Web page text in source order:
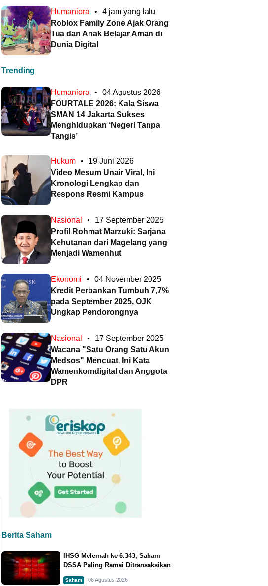
Humaniora •
4 jam yang lalu
Roblox Family Zone Ajak Orang
Tua dan Anak Belajar Aman di
Dunia Digital
Trending
Humaniora •
04 Agustus 2026
FOURTALE 2026: Kala Siswa
SMAN 14 Jakarta Sukses
Menghidupkan ‘Negeri Tanpa
Tangis’
Hukum •
19 Juni 2026
Video Mesum Unair Viral, Ini
Kronologi Lengkap dan
Respons Resmi Kampus
Nasional •
17 September 2025
Profil Rohmat Marzuki: Sarjana
Kehutanan dari Magelang yang
Menjadi Wamenhut
Ekonomi •
04 November 2025
Kredit Perbankan Tumbuh 7,7%
pada September 2025, OJK
Ungkap Pendorongnya
Nasional •
17 September 2025
Wacana "Satu Orang Satu Akun
Medsos" Mencuat, Ini Kata
Wamenkomdigital dan Anggota
DPR
Berita Saham
IHSG Melemah ke 6.343, Saham
DSSA Paling Ramai Ditransaksikan
Saham 06 Agustus 2026